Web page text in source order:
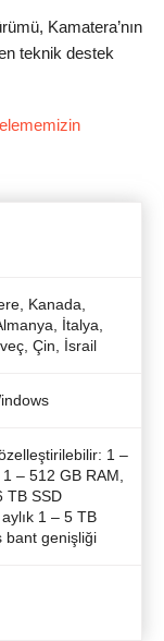
Kamatera’nın
teknik destek
Kanada,
İtalya,
Çin, İsrail
1 –
– 512 GB RAM,
TB SSD
1 – 5 TB
bant genişliği